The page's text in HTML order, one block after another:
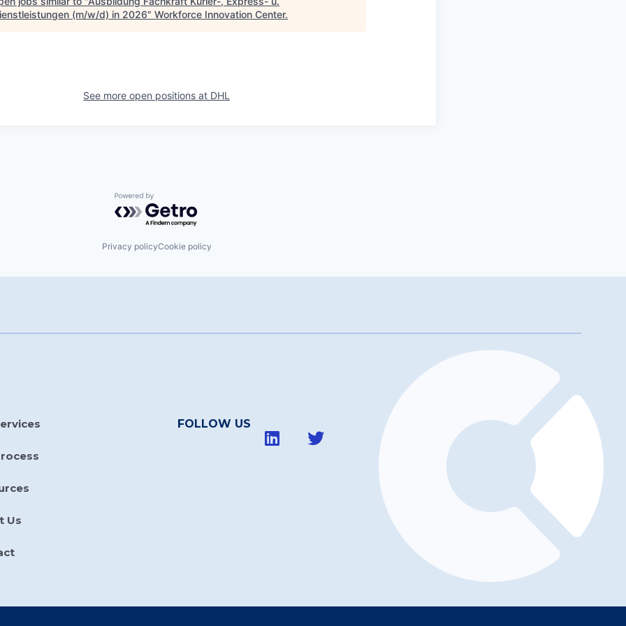
(m/w/d) in 2026" Workforce Innovation Center.
See more open positions at DHL
Powered by Getro.com
Privacy policyCookie policy
Us
FOLLOW US